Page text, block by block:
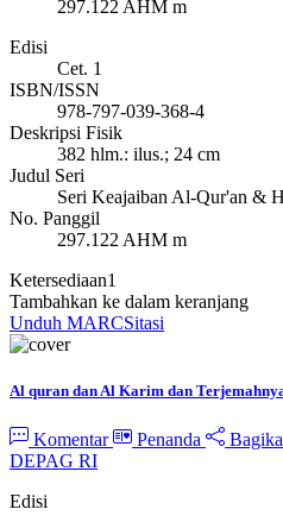
297.122 AHM m
Edisi
Cet. 1
ISBN/ISSN
978-797-039-368-4
Deskripsi Fisik
382 hlm.: ilus.; 24 cm
Judul Seri
Seri Keajaiban Al-Qur'an &
No. Panggil
297.122 AHM m
Ketersediaan1
Tambahkan ke dalam keranjang
Unduh MARCSitasi
Al quran dan Al Karim dan
Komentar Penanda
DEPAG RI
Edisi